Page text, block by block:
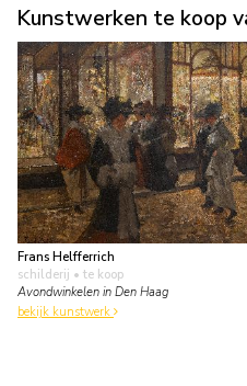
Kunstwerken te koop
Frans Helfferrich
schilderij • te koop
Avondwinkelen in Den Haag
bekijk kunstwerk